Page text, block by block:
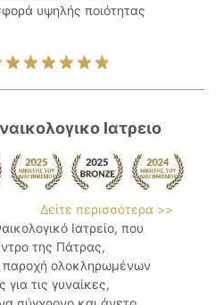
υψηλής ποιότητας
Ιατρειο
Δείτε περισσότερα >>
Ιατρείο, που
της Πάτρας,
παροχή ολοκληρωμένων
για τις γυναίκες,